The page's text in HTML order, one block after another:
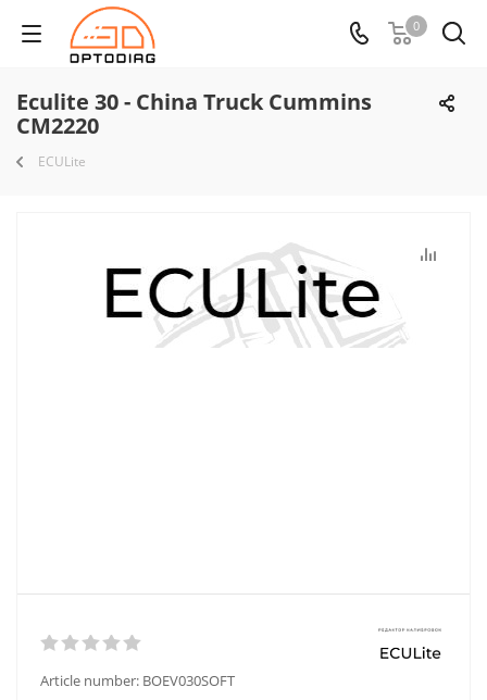
0
Eculite 30 - China Truck Cummins
CM2220
ECULite
Article number: BOEV030SOFT